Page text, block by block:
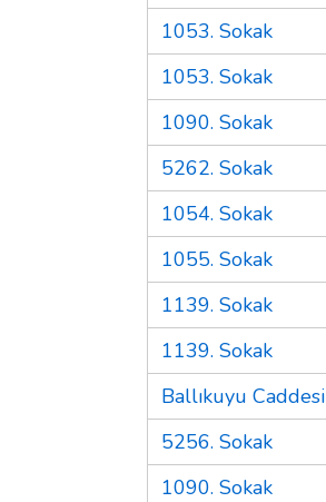
1053. Sokak
1053. Sokak
1090. Sokak
5262. Sokak
1054. Sokak
1055. Sokak
1139. Sokak
1139. Sokak
Ballıkuyu Caddesi
5256. Sokak
1090. Sokak